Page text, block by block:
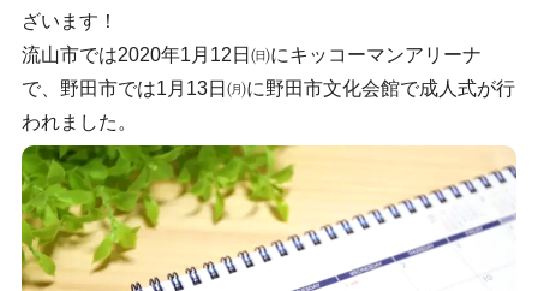
ざいます！
流山市では2020年1月12日㈰にキッコーマンアリーナ
で、野田市では1月13日㈪に野田市文化会館で成人式が行
われました。